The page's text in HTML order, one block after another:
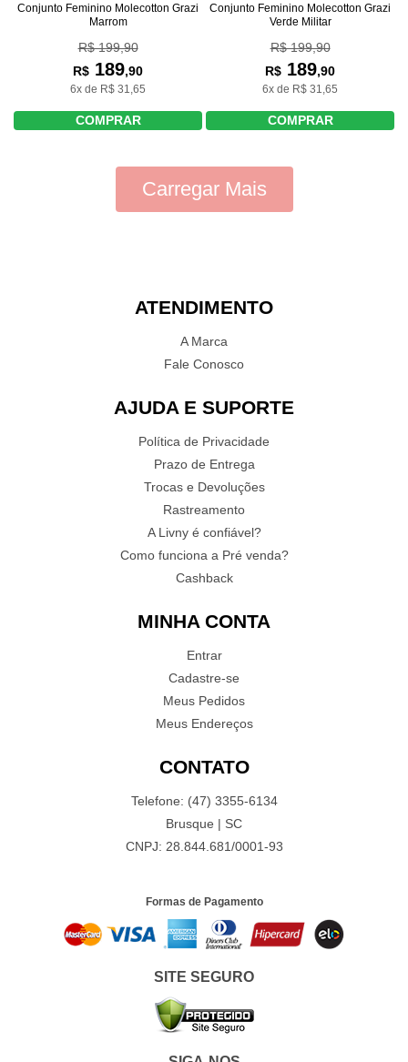
Conjunto Feminino Molecotton Grazi
Marrom
R$ 199,90
R$ 189,90
6x de R$ 31,65
COMPRAR
Conjunto Feminino Molecotton Grazi
Verde Militar
R$ 199,90
R$ 189,90
6x de R$ 31,65
COMPRAR
Carregar Mais
ATENDIMENTO
A Marca
Fale Conosco
AJUDA E SUPORTE
Política de Privacidade
Prazo de Entrega
Trocas e Devoluções
Rastreamento
A Livny é confiável?
Como funciona a Pré venda?
Cashback
MINHA CONTA
Entrar
Cadastre-se
Meus Pedidos
Meus Endereços
CONTATO
Telefone: (47) 3355-6134
Brusque | SC
CNPJ: 28.844.681/0001-93
Formas de Pagamento
SITE SEGURO